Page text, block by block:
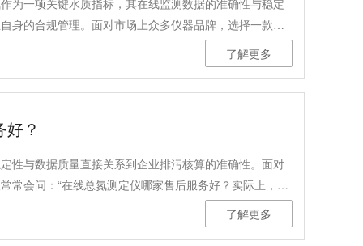
为一项关键水质指标，其在线监测数据的准确性与稳定
身的合规管理。面对市场上众多仪器品牌，选择一款性
氮测定仪，成为诸多排污企业、园区及第三方运维单位
，作为一款面向国内应用场景研发的监测设备，为相关
了解更多
？
性与数据质量直接关系到企业排污核算的准确性。面对
常会问：“在线总氮测定仪哪家售后服务好？实际上，售
熟度与稳定性之上。一台故障率低、操作便捷、且严格
了解更多